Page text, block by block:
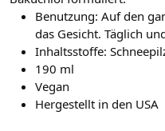
Benutzung: Auf den
das Gesicht. Täglich
Inhaltsstoffe:
190 ml
Vegan
Hergestellt in den USA